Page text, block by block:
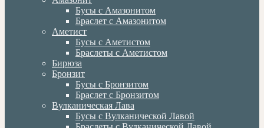
Бусы с Амазонитом
Браслет с Амазонитом
Аметист
Бусы с Аметистом
Браслеты с Аметистом
Бирюза
Бронзит
Бусы с Бронзитом
Браслет с Бронзитом
Вулканическая Лава
Бусы с Вулканической Лавой